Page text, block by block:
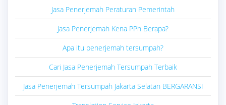
Jasa Penerjemah Peraturan Pemerintah
Jasa Penerjemah Kena PPh Berapa?
Apa itu penerjemah tersumpah?
Cari Jasa Penerjemah Tersumpah Terbaik
Jasa Penerjemah Tersumpah Jakarta Selatan BERGARANSI